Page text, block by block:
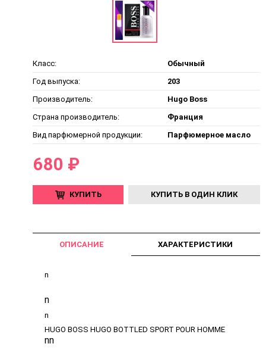
Класс:
Обычный
Год выпуска:
203
Производитель:
Hugo Boss
Страна производитель:
Франция
Вид парфюмерной продукции:
Парфюмерное масло
680 ₽
КУПИТЬ КУПИТЬ В ОДИН КЛИК
ОПИСАНИЕ ХАРАКТЕРИСТИКИ
n
n
n
HUGO BOSS HUGO BOTTLED SPORT POUR HOMME
nn